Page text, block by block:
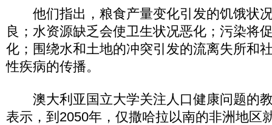
他们指出，粮食产量变化引发的饥饿状
良；水资源缺乏会使卫生状况恶化；污染将
化；围绕水和土地的冲突引发的流离失所和
性疾病的传播。
澳大利亚国立大学关注人口健康问题的教
表示，到2050年，仅撒哈拉以南的非洲地区